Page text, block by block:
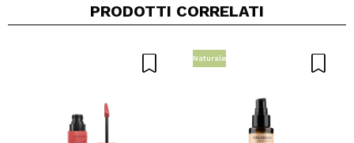
PRODOTTI CORRELATI
Naturale